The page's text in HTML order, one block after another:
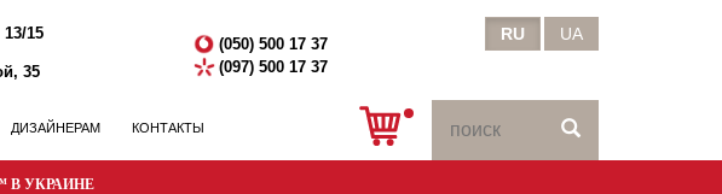
15
35
RU UA
(050) 500 17 37
(097) 500 17 37
ДИЗАЙНЕРАМ КОНТАКТЫ
В УКРАИНЕ